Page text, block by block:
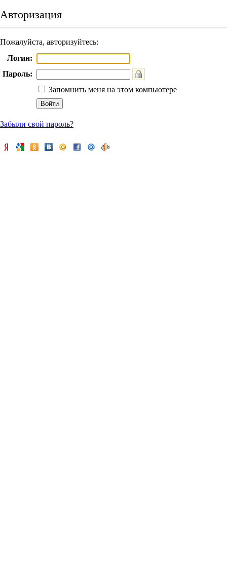
Авторизация
Пожалуйста, авторизуйтесь:
Логин:
Пароль:
Запомнить меня на этом компьютере
Забыли свой пароль?